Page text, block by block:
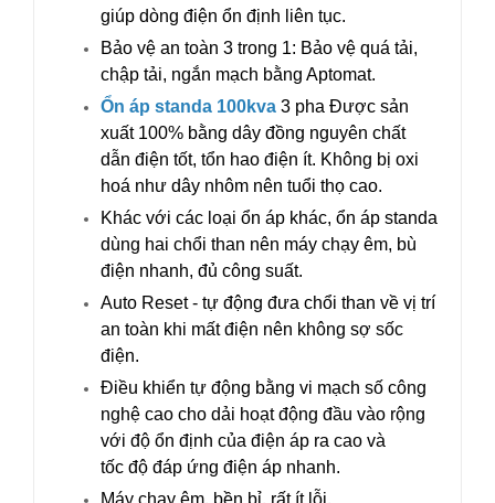
giúp dòng điện ổn định liên tục.
Bảo vệ an toàn 3 trong 1: Bảo vệ quá tải,
chập tải, ngắn mạch bằng Aptomat.
Ổn áp standa 100kva 3 pha Được sản
xuất 100% bằng dây đồng nguyên chất
dẫn điện tốt, tổn hao điện ít. Không bị oxi
hoá như dây nhôm nên tuổi thọ cao.
Khác với các loại ổn áp khác, ổn áp standa
dùng hai chổi than nên máy chạy êm, bù
điện nhanh, đủ công suất.
Auto Reset - tự động đưa chổi than về vị trí
an toàn khi mất điện nên không sợ sốc
điện.
Điều khiển tự động bằng vi mạch số công
nghệ cao cho dải hoạt động đầu vào rộng
với độ ổn định của điện áp ra cao và
tốc độ đáp ứng điện áp nhanh.
Máy chạy êm, bền bỉ, rất ít lỗi.